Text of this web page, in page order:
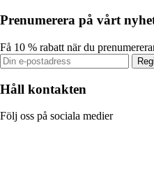
Prenumerera på vårt
Få 10 % rabatt när du
Håll kontakten
Följ oss på sociala medier